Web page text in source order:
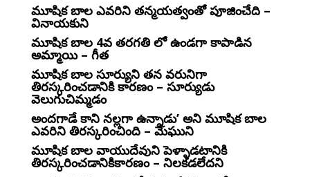
మూషిక బాల ఎవరిని తన్మయత్వంతో పూజించేది –
వినాయకుని
మూషిక బాల 4వ తరగతి లో ఉండగా కాపాడిన
అమ్మాయి – గీత
మూషిక బాల సూర్యుని తన వరునిగా
తిరస్కరించడానికి కారణం – సూర్యుడు
వెలుగుచిమ్మడం
అందగాడే కాని నల్లగా ఉన్నాడు’ అని మూషిక బాల
ఎవరిని తిరస్కరించింది – మేఘుని
మూషిక బాల వాయుదేవుని పెళ్ళాడటానికి
తిరస్కరించడానికికారణం – నిలకడలేదని